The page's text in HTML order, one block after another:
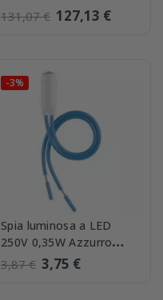
6600/501
131,07 € 127,13 €
-3%
Spia luminosa a LED
250V 0,35W Azzurro
Vimar 00936.250.B
3,87 € 3,75 €